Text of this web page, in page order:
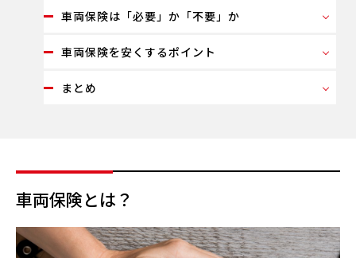
車両保険は「必要」か「不要」か
車両保険を安くするポイント
まとめ
車両保険とは？